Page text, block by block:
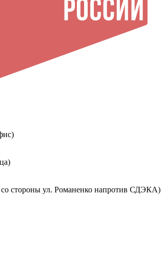
со стороны ул. Романенко напротив СДЭКА)